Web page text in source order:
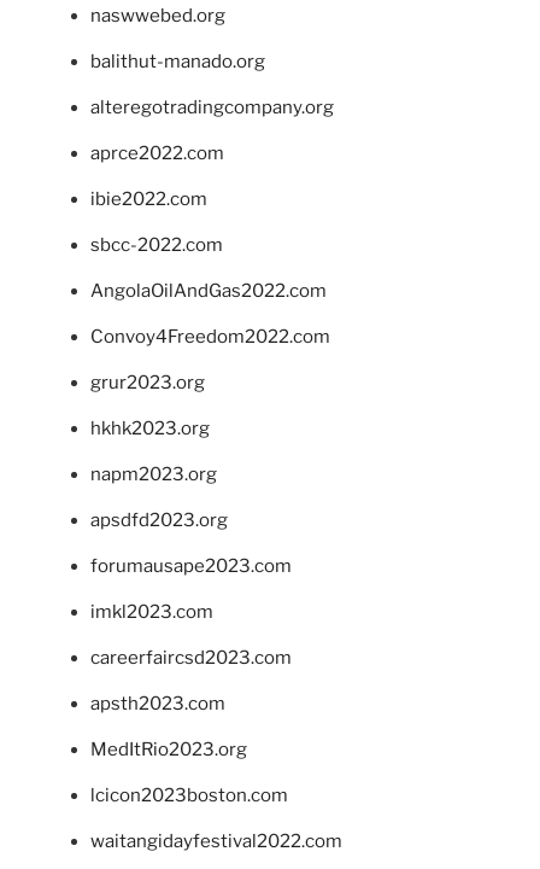
naswwebed.org
balithut-manado.org
alteregotradingcompany.org
aprce2022.com
ibie2022.com
sbcc-2022.com
AngolaOilAndGas2022.com
Convoy4Freedom2022.com
grur2023.org
hkhk2023.org
napm2023.org
apsdfd2023.org
forumausape2023.com
imkl2023.com
careerfaircsd2023.com
apsth2023.com
MedItRio2023.org
lcicon2023boston.com
waitangidayfestival2022.com